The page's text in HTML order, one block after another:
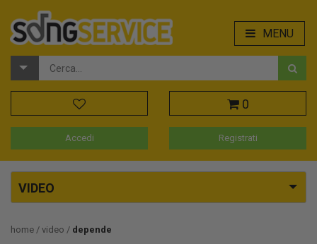
MENU
0
Accedi Registrati
VIDEO
home video depende